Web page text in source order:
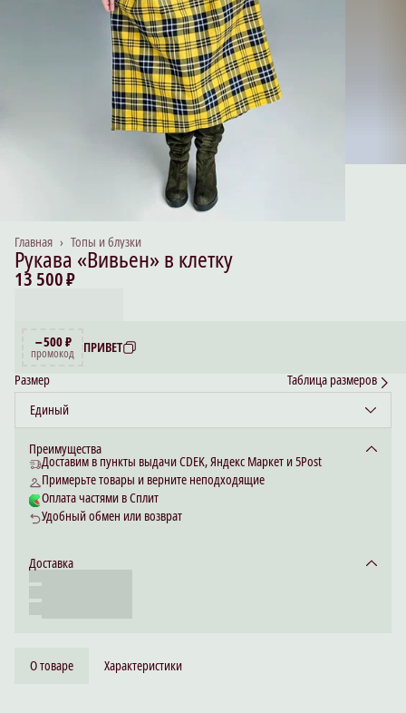
Топы и блузки
Главная ›
Рукава «Вивьен» в клетку
13 500 ₽
−500 ₽
промокод
ПРИВЕТ
Размер
Таблица размеров
Единый
Преимущества
Доставим в пункты выдачи CDEK, Яндекс Маркет и 5Post
Примерьте товары и верните неподходящие
Оплата частями в Сплит
Удобный обмен или возврат
Доставка
О товаре Характеристики